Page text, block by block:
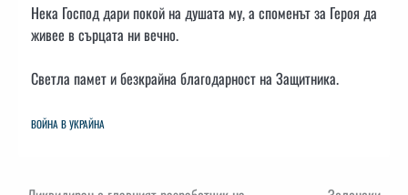
Нека Господ дари покой на душата му, а споменът за Героя да
живее в сърцата ни вечно.
Светла памет и безкрайна благодарност на Защитника.
ВОЙНА В УКРАЙНА